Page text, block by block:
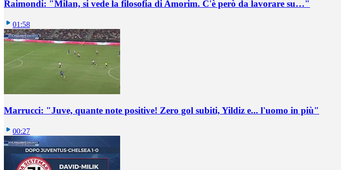
Raimondi: "Milan, si vede la filosofia di Amorim. C'è però da lavorare su…"
01:58
Marrucci: "Juve, quante note positive! Zero gol subiti, Yildiz e... l'uomo in più"
00:27